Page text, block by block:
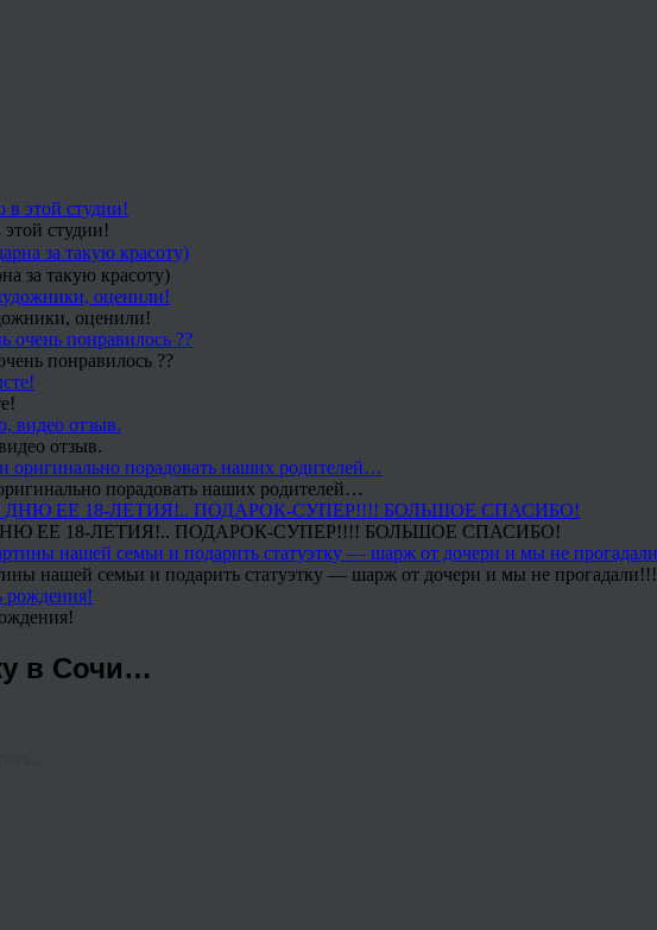
студии!
за такую красоту)
оценили!
понравилось ??
отзыв.
порадовать наших родителей…
ЕЕ 18-ЛЕТИЯ!.. ПОДАРОК-СУПЕР!!!! БОЛЬШОЕ СПАСИБО!
нашей семьи и подарить статуэтку — шарж от дочери и мы не прогадали!!!
в Сочи…